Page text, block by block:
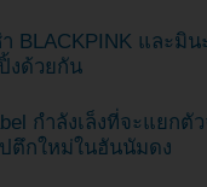
BLACKPINK และมิน
งด้วยกัน
กำลังเล็งที่จะแยกตั
ตึกใหม่ในฮันนัมดง